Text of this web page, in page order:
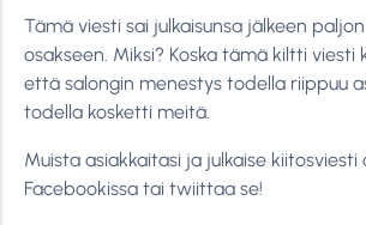
Tämä viesti sai julkaisunsa jälkeen
osakseen. Miksi? Koska tämä kiltti viesti
että salongin menestys todella riippuu
todella kosketti meitä.
Muista asiakkaitasi ja julkaise kiitosviesti
Facebookissa tai twiittaa se!